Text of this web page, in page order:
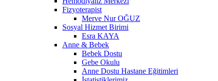
Fizyoterapist
Merve Nur OĞUZ
Sosyal Hizmet Birimi
Esra KAYA
Anne & Bebek
Bebek Dostu
Gebe Okulu
Anne Dostu Hastane Eğitimleri